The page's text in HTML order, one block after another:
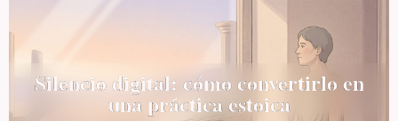
Silencio digital: cómo convertirlo en
una práctica estoica